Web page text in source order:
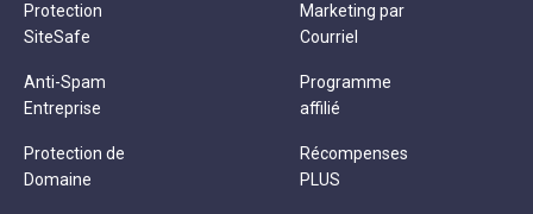
Protection
SiteSafe
Anti-Spam
Entreprise
Protection de
Domaine
Marketing par
Courriel
Programme
affilié
Récompenses
PLUS